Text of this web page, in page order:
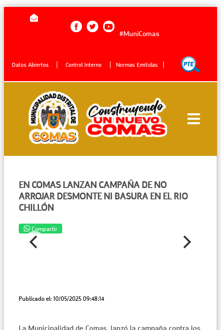
#MuniComas
Datos Abiertos Control Interno Normas Emitidas
EN COMAS LANZAN CAMPAÑA DE NO
ARROJAR DESMONTE NI BASURA EN EL RIO
CHILLÓN
Compartir
Publicado el: 10/05/2025 09:48:14